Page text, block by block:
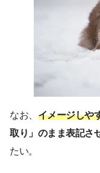
なお、 イメージしや
取り」のまま表記さ
たい。